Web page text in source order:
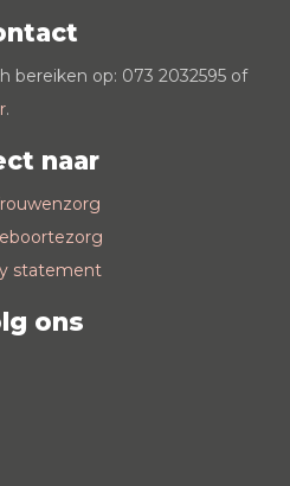
bereiken op: 073 2032595 of
.
naar
statement
ons